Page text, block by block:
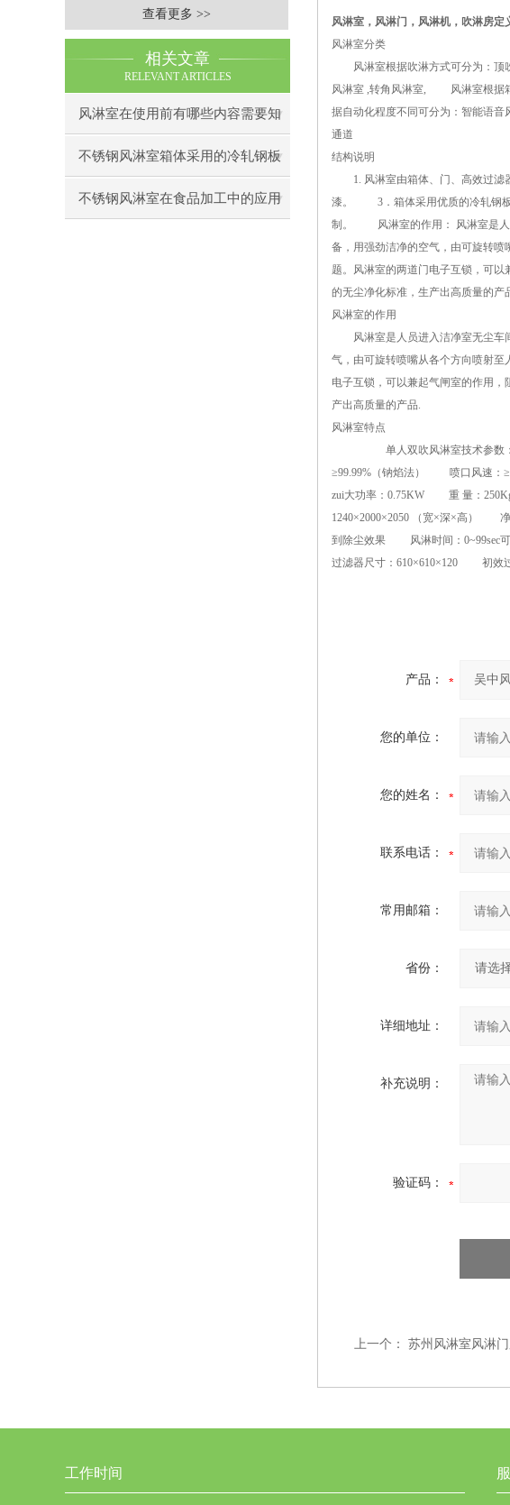
查看更多 >>
相关文章
RELEVANT ARTICLES
风淋室在使用前有哪些内容需要知
道下呢
不锈钢风淋室箱体采用的冷轧钢板
制造
不锈钢风淋室在食品加工中的应用
风淋室 ， 风淋门，风淋机，吹淋房定
风淋室分类
风淋室根据吹淋方式可分为：顶吹
风淋室 ,转角风淋室, 风淋室根据箱
据自动化程度不同可分为：智能语
通道
结构说明
1. 风淋室由箱体、门、高效过滤
漆。 3．箱体采用优质的冷轧钢板
制。 风淋室的作用： 风淋室是人
备，用强劲洁净的空气，由可旋转
题。风淋室的两道门电子互锁，可
的无尘净化标准，生产出高质量的产
风淋室的作用
风淋室是人员进入洁净室无尘车间
气，由可旋转喷嘴从各个方向喷射
电子互锁，可以兼起气闸室的作用
产出高质量的产品.
风淋室特点
单人双吹风淋室技术参数： 外
≥99.99%（钠焰法） 喷口风速：
zui大功率：0.75KW 重 量：
1240×2000×2050 （宽×深×高）
到除尘效果 风淋时间：
过滤器尺寸：610×610×120 初效过
产品：
您的单位：
您的姓名：
联系电话：
常用邮箱：
省份：
详细地址：
补充说明：
验证码：
上一个： 苏州风淋室风淋
工作时间